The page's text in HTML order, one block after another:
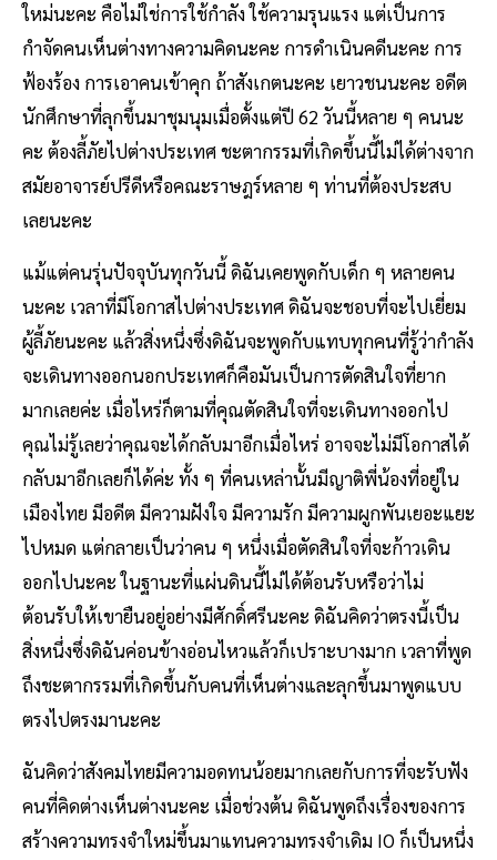
ใหม่นะคะ คือไม่ใช่การใช้กำลัง ใช้ความรุนแรง แต่เป็นการ
กำจัดคนเห็นต่างทางความคิดนะคะ การดำเนินคดีนะคะ การ
ฟ้องร้อง การเอาคนเข้าคุก ถ้าสังเกตนะคะ เยาวชนนะคะ อดีต
นักศึกษาที่ลุกขึ้นมาชุมนุมเมื่อตั้งแต่ปี 62 วันนี้หลาย ๆ คนนะ
คะ ต้องลี้ภัยไปต่างประเทศ ชะตากรรมที่เกิดขึ้นนี้ไม่ได้ต่างจาก
สมัยอาจารย์ปรีดีหรือคณะราษฎร์หลาย ๆ ท่านที่ต้องประสบ
เลยนะคะ
แม้แต่คนรุ่นปัจจุบันทุกวันนี้ ดิฉันเคยพูดกับเด็ก ๆ หลายคน
นะคะ เวลาที่มีโอกาสไปต่างประเทศ ดิฉันจะชอบที่จะไปเยี่ยม
ผู้ลี้ภัยนะคะ แล้วสิ่งหนึ่งซึ่งดิฉันจะพูดกับแทบทุกคนที่รู้ว่ากำลัง
จะเดินทางออกนอกประเทศก็คือมันเป็นการตัดสินใจที่ยาก
มากเลยค่ะ เมื่อไหร่ก็ตามที่คุณตัดสินใจที่จะเดินทางออกไป
คุณไม่รู้เลยว่าคุณจะได้กลับมาอีกเมื่อไหร่ อาจจะไม่มีโอกาสได้
กลับมาอีกเลยก็ได้ค่ะ ทั้ง ๆ ที่คนเหล่านั้นมีญาติพี่น้องที่อยู่ใน
เมืองไทย มีอดีต มีความฝังใจ มีความรัก มีความผูกพันเยอะแยะ
ไปหมด แต่กลายเป็นว่าคน ๆ หนึ่งเมื่อตัดสินใจที่จะก้าวเดิน
ออกไปนะคะ ในฐานะที่แผ่นดินนี้ไม่ได้ต้อนรับหรือว่าไม่
ต้อนรับให้เขายืนอยู่อย่างมีศักดิ์ศรีนะคะ ดิฉันคิดว่าตรงนี้เป็น
สิ่งหนึ่งซึ่งดิฉันค่อนข้างอ่อนไหวแล้วก็เปราะบางมาก เวลาที่พูด
ถึงชะตากรรมที่เกิดขึ้นกับคนที่เห็นต่างและลุกขึ้นมาพูดแบบ
ตรงไปตรงมานะคะ
ฉันคิดว่าสังคมไทยมีความอดทนน้อยมากเลยกับการที่จะรับฟัง
คนที่คิดต่างเห็นต่างนะคะ เมื่อช่วงต้น ดิฉันพูดถึงเรื่องของการ
สร้างความทรงจำใหม่ขึ้นมาแทนความทรงจำเดิม IO ก็เป็นหนึ่ง